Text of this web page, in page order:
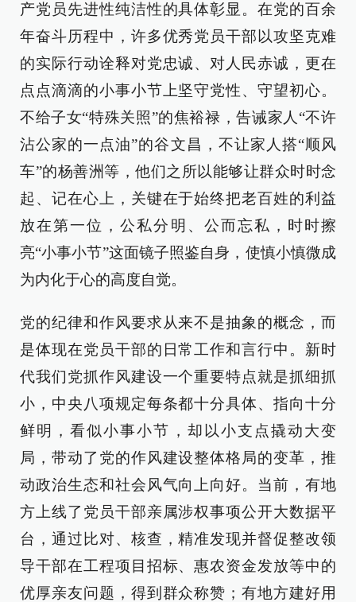
产党员先进性纯洁性的具体彰显。在党的百余
年奋斗历程中，许多优秀党员干部以攻坚克难
的实际行动诠释对党忠诚、对人民赤诚，更在
点点滴滴的小事小节上坚守党性、守望初心。
不给子女“特殊关照”的焦裕禄，告诫家人“不许
沾公家的一点油”的谷文昌，不让家人搭“顺风
车”的杨善洲等，他们之所以能够让群众时时念
起、记在心上，关键在于始终把老百姓的利益
放在第一位，公私分明、公而忘私，时时擦
亮“小事小节”这面镜子照鉴自身，使慎小慎微成
为内化于心的高度自觉。
党的纪律和作风要求从来不是抽象的概念，而
是体现在党员干部的日常工作和言行中。新时
代我们党抓作风建设一个重要特点就是抓细抓
小，中央八项规定每条都十分具体、指向十分
鲜明，看似小事小节，却以小支点撬动大变
局，带动了党的作风建设整体格局的变革，推
动政治生态和社会风气向上向好。当前，有地
方上线了党员干部亲属涉权事项公开大数据平
台，通过比对、核查，精准发现并督促整改领
导干部在工程项目招标、惠农资金发放等中的
优厚亲友问题，得到群众称赞；有地方建好用